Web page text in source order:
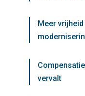
Meer
vervalt